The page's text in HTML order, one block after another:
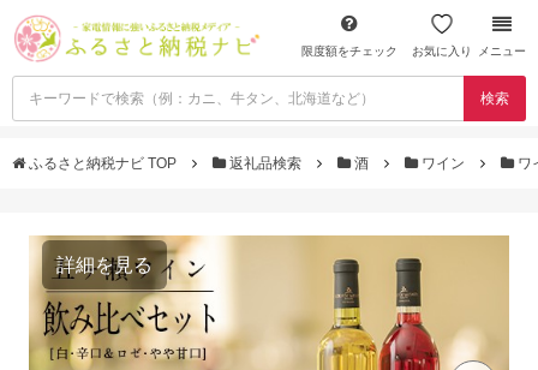
限度額をチェック お気に入り メニュー
検索
ふるさと納税ナビ TOP 返礼品検索 酒 ワイン ワ
詳細を見る